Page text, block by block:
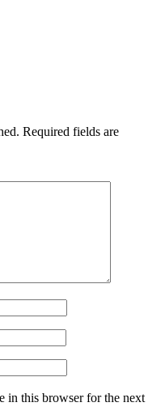
Required fields are
in this browser for the next